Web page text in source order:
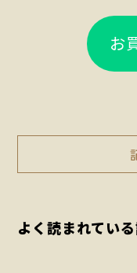
お
よく読まれてい